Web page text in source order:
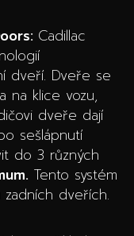
Cadillac
dveří. Dveře se
na klice vozu,
dveře dají
sešlápnutí
do 3 různých
Tento systém
dveřích.